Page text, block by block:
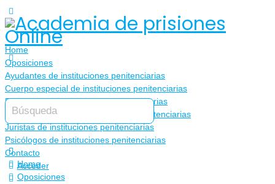
Home
Oposiciones
Ayudantes de instituciones penitenciarias
Cuerpo especial de instituciones penitenciarias
Enfermería de instituciones penitenciarias
Trabajador social de instituciones penitenciarias
Juristas de instituciones penitenciarias
Psicólogos de instituciones penitenciarias
Contacto
Acceder
Home
Oposiciones